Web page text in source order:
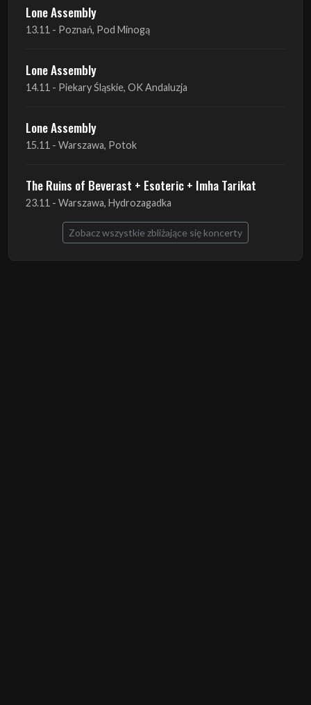
Lone Assembly
13.11 - Poznań, Pod Minogą
Lone Assembly
14.11 - Piekary Śląskie, OK Andaluzja
Lone Assembly
15.11 - Warszawa, Potok
The Ruins of Beverast + Esoteric + Imha Tarikat
23.11 - Warszawa, Hydrozagadka
Zobacz wszystkie zbliżające się koncerty